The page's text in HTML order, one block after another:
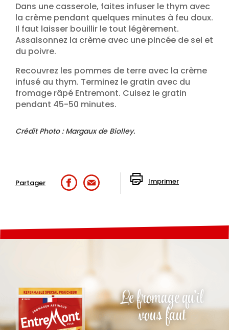
Le fromage qu'il
vous faut
Dans une casserole, faites infuser le thym avec
la crème pendant quelques minutes à feu doux.
Il faut laisser bouillir le tout légèrement.
Assaisonnez la crème avec une pincée de sel et
du poivre.
Recouvrez les pommes de terre avec la crème
infusé au thym. Terminez le gratin avec du
fromage râpé Entremont. Cuisez le gratin
pendant 45-50 minutes.
Crédit Photo : Margaux de Biolley.
Partager Imprimer